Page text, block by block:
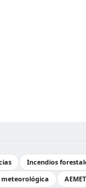
Incendios
AEMET